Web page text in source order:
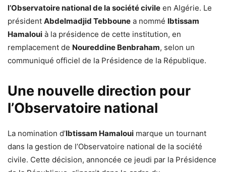
l’Observatoire national de la société civile en Algérie. Le
président Abdelmadjid Tebboune a nommé Ibtissam
Hamaloui à la présidence de cette institution, en
remplacement de Noureddine Benbraham, selon un
communiqué officiel de la Présidence de la République.
Une nouvelle direction pour
l’Observatoire national
La nomination d’Ibtissam Hamaloui marque un tournant
dans la gestion de l’Observatoire national de la société
civile. Cette décision, annoncée ce jeudi par la Présidence